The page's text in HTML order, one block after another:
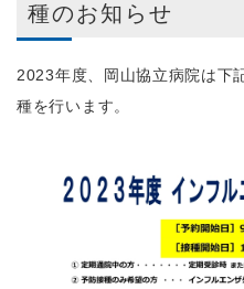
種のお知らせ
2023年度、岡山協立病院は下
種を行います。